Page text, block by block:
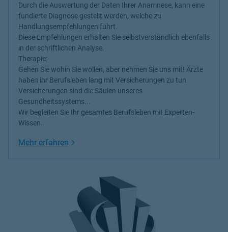
Durch die Auswertung der Daten Ihrer Anamnese, kann eine
fundierte Diagnose gestellt werden, welche zu
Handlungsempfehlungen führt.
Diese Empfehlungen erhalten Sie selbstverständlich ebenfalls
in der schriftlichen Analyse.
Therapie:
Gehen Sie wohin Sie wollen, aber nehmen Sie uns mit! Ärzte
haben ihr Berufsleben lang mit Versicherungen zu tun.
Versicherungen sind die Säulen unseres
Gesundheitssystems...
Wir begleiten Sie Ihr gesamtes Berufsleben mit Experten-
Wissen.
Mehr erfahren Link Opens in New Tab